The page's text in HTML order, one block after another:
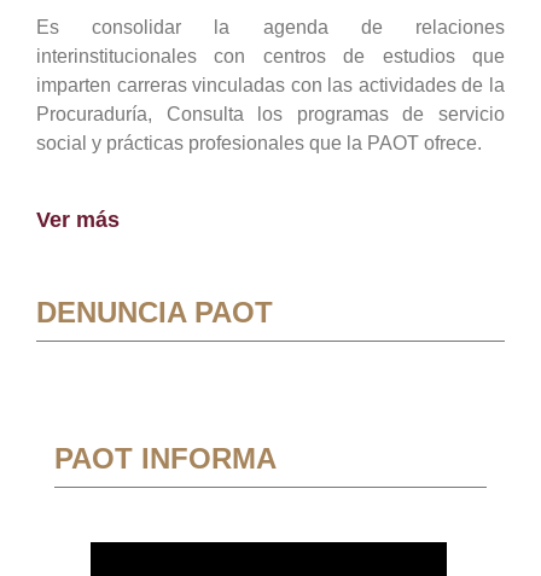
Es consolidar la agenda de relaciones
interinstitucionales con centros de estudios que
imparten carreras vinculadas con las actividades de la
Procuraduría, Consulta los programas de servicio
social y prácticas profesionales que la PAOT ofrece.
Ver más
DENUNCIA PAOT
PAOT INFORMA